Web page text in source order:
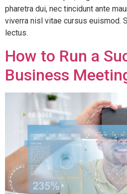
pharetra dui, nec tincidunt ante
viverra nisl vitae cursus euismod.
lectus.
How to Run a
Business